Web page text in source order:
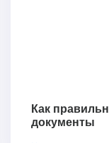
Как
документы